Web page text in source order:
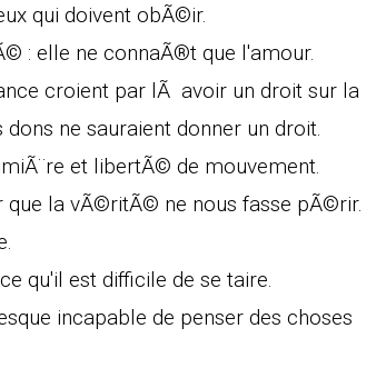
qui doivent obÃ©ir.
: elle ne connaÃ®t que l'amour.
croient par lÃ avoir un droit sur la
dons ne sauraient donner un droit.
et libertÃ© de mouvement.
que la vÃ©ritÃ© ne nous fasse pÃ©rir.
qu'il est difficile de se taire.
incapable de penser des choses